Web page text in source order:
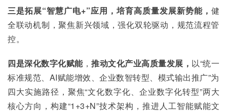
三是拓展“智慧广电+”应用，培育高质量发展新势能， 健
全联动机制，聚焦新兴领域，强化双轮驱动，规范流程管
控。
四是深化数字化赋能， 推动文化产业高质量发展， 以“统一
标准规范、AI赋能增效、企业数智转型、模式输出推广”为
四大实施路径，聚焦“文化数字化、企业数字化转型”两大
核心方向，构建“1+3+N”技术架构，推进人工智能赋能文